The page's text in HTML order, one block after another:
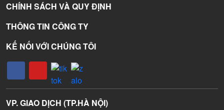
CHÍNH SÁCH VÀ QUY ĐỊNH
THÔNG TIN CÔNG TY
KẾ NỐI VỚI CHÚNG TÔI
VP. GIAO DỊCH (TP.HÀ NỘI)